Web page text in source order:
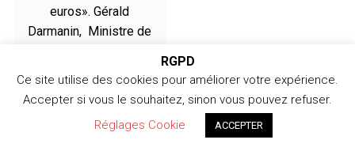
euros». Gérald
Darmanin, Ministre de
RGPD
Ce site utilise des cookies pour améliorer votre expérience.
Accepter si vous le souhaitez, sinon vous pouvez refuser.
Réglages Cookie
ACCEPTER